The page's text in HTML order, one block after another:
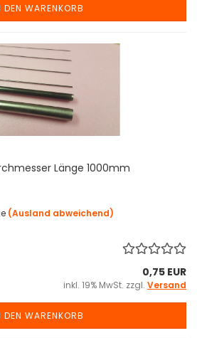
DEN WARENKORB
Länge 1000mm
(Ausland abweichend)
0,75 EUR
inkl. 19% MwSt. zzgl. Versand
DEN WARENKORB